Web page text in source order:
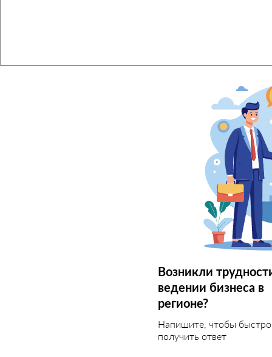
Возникли
ведении бизнеса в
регионе?
Напишите, чтобы быстро
получить ответ